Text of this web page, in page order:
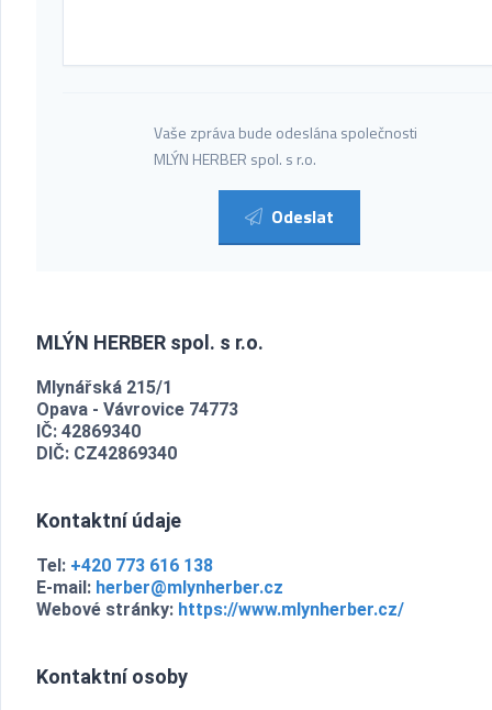
Vaše zpráva bude odeslána společnosti
MLÝN HERBER spol. s r.o.
Odeslat
MLÝN HERBER spol. s r.o.
Mlynářská 215/1
Opava - Vávrovice 74773
IČ: 42869340
DIČ: CZ42869340
Kontaktní údaje
Tel: +420 773 616 138
E-mail: herber@mlynherber.cz
Webové stránky: https://www.mlynherber.cz/
Kontaktní osoby